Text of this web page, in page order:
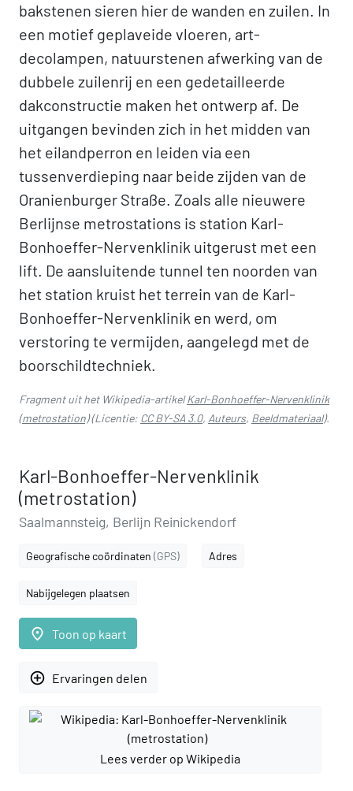
bakstenen sieren hier de wanden en zuilen. In
een motief geplaveide vloeren, art-
decolampen, natuurstenen afwerking van de
dubbele zuilenrij en een gedetailleerde
dakconstructie maken het ontwerp af. De
uitgangen bevinden zich in het midden van
het eilandperron en leiden via een
tussenverdieping naar beide zijden van de
Oranienburger Straße. Zoals alle nieuwere
Berlijnse metrostations is station Karl-
Bonhoeffer-Nervenklinik uitgerust met een
lift. De aansluitende tunnel ten noorden van
het station kruist het terrein van de Karl-
Bonhoeffer-Nervenklinik en werd, om
verstoring te vermijden, aangelegd met de
boorschildtechniek.
Fragment uit het Wikipedia-artikelKarl-Bonhoeffer-Nervenklinik
(metrostation)(Licentie: CC BY-SA 3.0, Auteurs, Beeldmateriaal).
Karl-Bonhoeffer-Nervenklinik
(metrostation)
Saalmannsteig, Berlijn Reinickendorf
Geografische coördinaten (GPS) Adres
Nabijgelegen plaatsen
place Toon op kaart
add_circle_outline Ervaringen delen
Lees verder op Wikipedia